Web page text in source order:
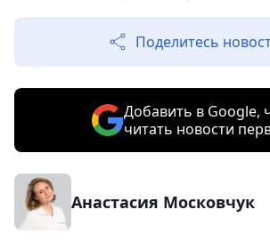
Поделитесь
Добавить в Google,
читать новости
Анастасия Московчук